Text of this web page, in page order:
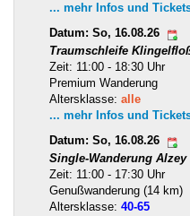
... mehr Infos und
Datum: So, 16.08.26
Traumschleife
Zeit: 11:00 - 18:30 Uhr
Premium Wanderung
Altersklasse: alle
... mehr Infos und
Datum: So, 16.08.26
Single-Wanderung
Zeit: 11:00 - 17:30 Uhr
Genußwanderung (14 km)
Altersklasse: 40-65